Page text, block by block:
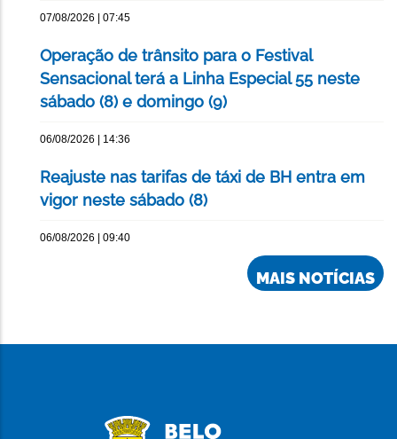
07/08/2026 | 07:45
Operação de trânsito para o Festival
Sensacional terá a Linha Especial 55 neste
sábado (8) e domingo (9)
06/08/2026 | 14:36
Reajuste nas tarifas de táxi de BH entra em
vigor neste sábado (8)
06/08/2026 | 09:40
MAIS NOTÍCIAS